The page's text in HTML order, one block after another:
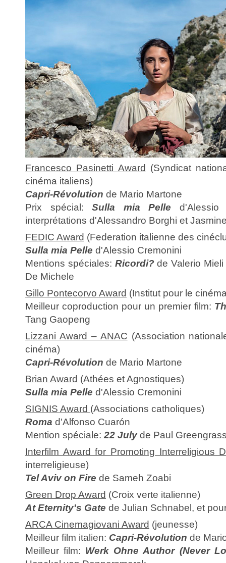
Francesco Pasinetti Award (Syndicat
cinéma italiens)
Capri-Révolution de Mario Martone
Prix spécial:Sulla mia Pelle d'Alessio
interprétations d'Alessandro Borghi et
FEDIC Award (Federation italienne des
Sulla mia Pelle d'Alessio Cremonini
Mentions spéciales: Ricordi?de Valerio
De Michele
Gillo Pontecorvo Award (Institut pour le
Meilleur coproduction pour un premier film:
Tang Gaopeng
Lizzani Award – ANAC (Association
cinéma)
Capri-Révolution de Mario Martone
Brian Award (Athées et Agnostiques)
Sulla mia Pelle d'Alessio Cremonini
SIGNIS Award (Associations catholiques)
Roma d'Alfonso Cuarón
Mention spéciale: 22 July de Paul
Interfilm Award for Promoting Interreligious
interreligieuse)
Tel Aviv on Fire de Sameh Zoabi
Green Drop Award (Croix verte italienne)
At Eternity's Gate de Julian Schnabel, et
ARCA Cinemagiovani Award (jeunesse)
Meilleur film italien: Capri-Révolution de
Meilleur film: Werk Ohne Author (Never